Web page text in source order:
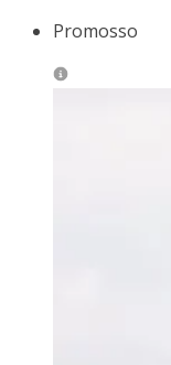
Promosso